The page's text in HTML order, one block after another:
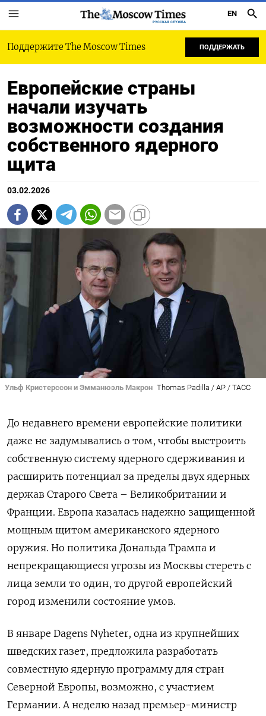
РУССКАЯ СЛУЖБА
EN
Поддержите The Moscow Times ПОДДЕРЖАТЬ
Европейские страны
начали изучать
возможности создания
собственного ядерного
щита
03.02.2026
Ульф Кристерссон и Эмманюэль Макрон Thomas Padilla / AP / ТАСС
До недавнего времени европейские политики
даже не задумывались о том, чтобы выстроить
собственную систему ядерного сдерживания и
расширить потенциал за пределы двух ядерных
держав Старого Света – Великобритании и
Франции. Европа казалась надежно защищенной
мощным щитом американского ядерного
оружия. Но политика Дональда Трампа и
непрекращающиеся угрозы из Москвы стереть с
лица земли то один, то другой европейский
город изменили состояние умов.
В январе Dagens Nyheter, одна из крупнейших
шведских газет, предложила разработать
совместную ядерную программу для стран
Северной Европы, возможно, с участием
Германии. А неделю назад премьер-министр